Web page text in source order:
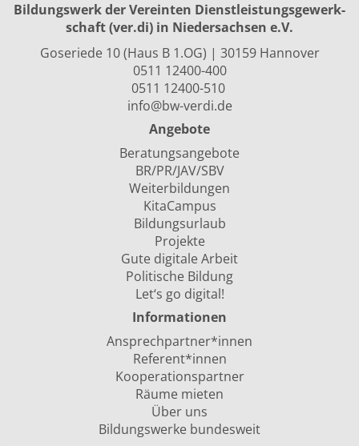
Bildungswerk der Vereinten Dienst­leis­tungs­ge­werk­
schaft (ver.di) in Niedersachsen e.V.
Goseriede 10 (Haus B 1.OG) | 30159 Hannover
0511 12400-400
0511 12400-510
info@bw-verdi.de
Angebote
Beratungsangebote
BR/PR/JAV/SBV
Weiterbildungen
KitaCampus
Bildungsurlaub
Projekte
Gute digitale Arbeit
Politische Bildung
Let‘s go digital!
Informationen
Ansprechpartner*innen
Referent*innen
Kooperationspartner
Räume mieten
Über uns
Bildungswerke bundesweit